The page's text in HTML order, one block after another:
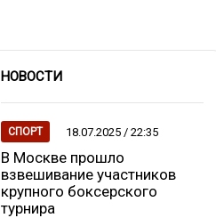
НОВОСТИ
СПОРТ 18.07.2025 / 22:35
В Москве прошло
взвешивание участников
крупного боксерского
турнира